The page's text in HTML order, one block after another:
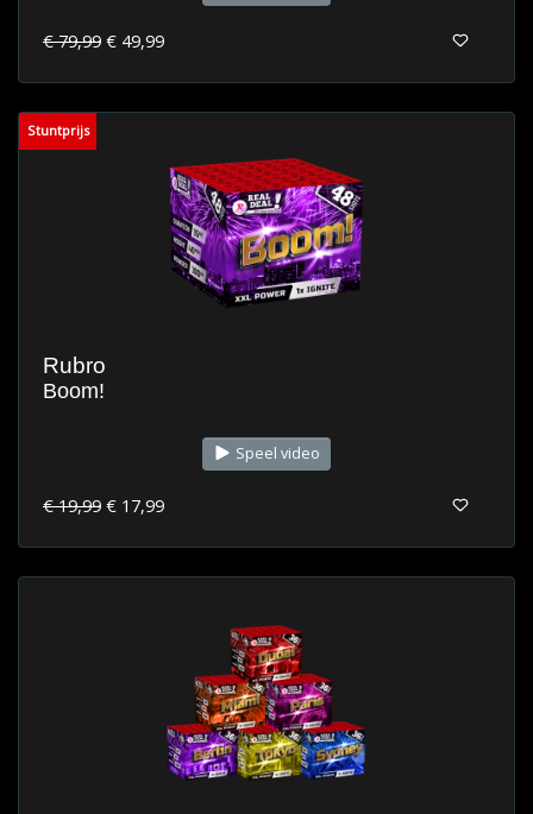
€ 79,99 € 49,99
Stuntprijs
Rubro
Boom!
Speel video
€ 19,99 € 17,99